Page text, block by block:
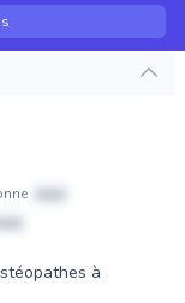
xxxx
xxxx
à